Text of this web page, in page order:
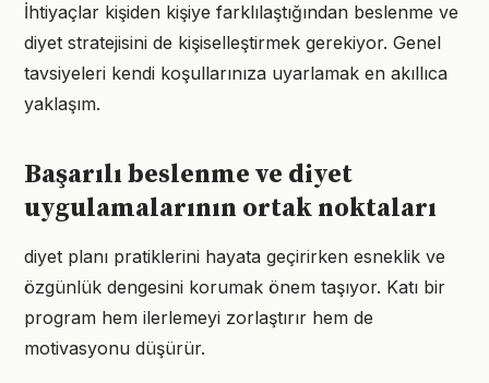
İhtiyaçlar kişiden kişiye farklılaştığından beslenme ve
diyet stratejisini de kişiselleştirmek gerekiyor. Genel
tavsiyeleri kendi koşullarınıza uyarlamak en akıllıca
yaklaşım.
Başarılı beslenme ve diyet
uygulamalarının ortak noktaları
diyet planı pratiklerini hayata geçirirken esneklik ve
özgünlük dengesini korumak önem taşıyor. Katı bir
program hem ilerlemeyi zorlaştırır hem de
motivasyonu düşürür.